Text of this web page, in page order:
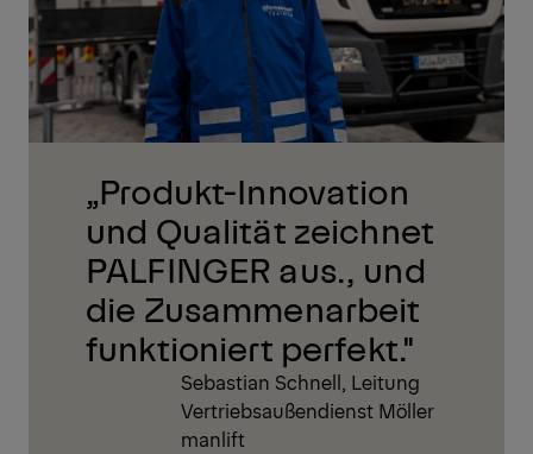
„Produkt-Innovation
und Qualität zeichnet
PALFINGER aus., und
die Zusammenarbeit
funktioniert perfekt."
Sebastian Schnell, Leitung
Vertriebsaußendienst Möller
manlift